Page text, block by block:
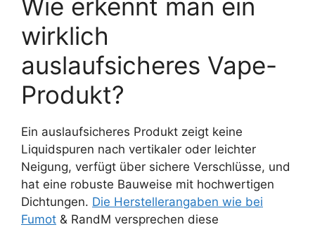
Wie erkennt man ein
wirklich
auslaufsicheres Vape-
Produkt?
Ein auslaufsicheres Produkt zeigt keine
Liquidspuren nach vertikaler oder leichter
Neigung, verfügt über sichere Verschlüsse, und
hat eine robuste Bauweise mit hochwertigen
Dichtungen. Die Herstellerangaben wie bei
Fumot & RandM versprechen diese